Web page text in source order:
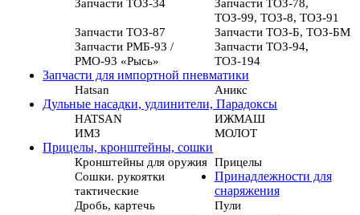
Запчасти ТОЗ-34
Запчасти ТОЗ-78,
ТОЗ-99, ТОЗ-8, ТОЗ-91
Запчасти ТОЗ-87
Запчасти ТОЗ-Б, ТОЗ-БМ
Запчасти РМБ-93 /
РМО-93 «Рысь»
Запчасти ТОЗ-94,
ТОЗ-194
Запчасти для импортной пневматики
Hatsan
Аникс
Дульные насадки, удлинители, Парадоксы
HATSAN
ИЖМАШ
ИМЗ
МОЛОТ
Прицелы, кронштейны, сошки
Кронштейны для оружия Прицелы
Сошки. рукоятки
тактические
Принадлежности для
снаряжения
Дробь, картечь
Пули